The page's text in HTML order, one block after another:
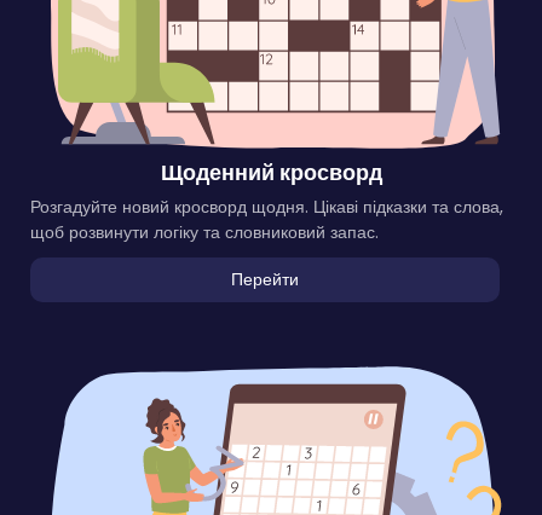
Щоденний кросворд
Розгадуйте новий кросворд щодня. Цікаві підказки та слова,
щоб розвинути логіку та словниковий запас.
Перейти